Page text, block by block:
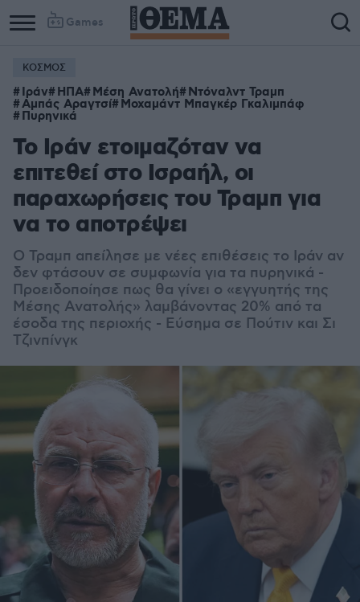
Games
Column
1
Column
2
ΚΟΣΜΟΣ
Ιράν ΗΠΑ Μέση Ανατολή Ντόναλντ Τραμπ
Αμπάς Αραγτσί Μοχαμάντ Μπαγκέρ Γκαλιμπάφ
Πυρηνικά
Το Ιράν ετοιμαζόταν να
επιτεθεί στο Ισραήλ, οι
παραχωρήσεις του Τραμπ για
να το αποτρέψει
Ο Τραμπ απείλησε με νέες επιθέσεις το Ιράν αν
δεν φτάσουν σε συμφωνία για τα πυρηνικά -
Προειδοποίησε πως θα γίνει ο «εγγυητής της
Μέσης Ανατολής» λαμβάνοντας 20% από τα
έσοδα της περιοχής - Εύσημα σε Πούτιν και Σι
Τζινπίνγκ